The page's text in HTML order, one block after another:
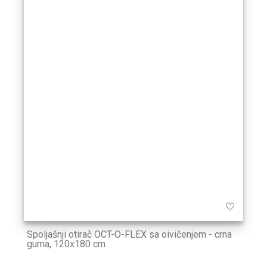
Spoljašnji otirač OCT-O-FLEX sa oivičenjem - crna
guma, 120x180 cm